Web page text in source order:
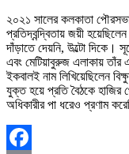
২০২১ সালের কলকাতা পৌরসভা
প্রতিদ্বন্দ্বিতায় জয়ী
দাঁড়াতে দেয়নি, উল্টো দিকে।
এবং মেটিয়াবুরুজ এলাকায়
ইকবালই নাম লিখিয়েছিলেন
যুক্ত হয়ে প্রতি বৈঠকে হাজির
অধিকারীর পা ধরেও প্রণাম